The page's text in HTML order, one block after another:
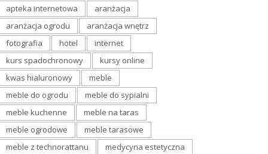
apteka internetowa
aranżacja
aranżacja ogrodu
aranżacja wnętrz
fotografia
hotel
internet
kurs spadochronowy
kursy online
kwas hialuronowy
meble
meble do ogrodu
meble do sypialni
meble kuchenne
meble na taras
meble ogrodowe
meble tarasowe
meble z technorattanu
medycyna estetyczna